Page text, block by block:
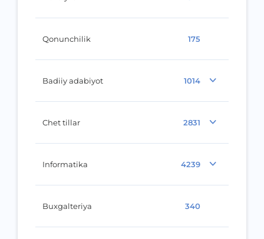
Qonunchilik 175
Badiiy adabiyot 1014
Chet tillar 2831
Informatika 4239
Buxgalteriya 340